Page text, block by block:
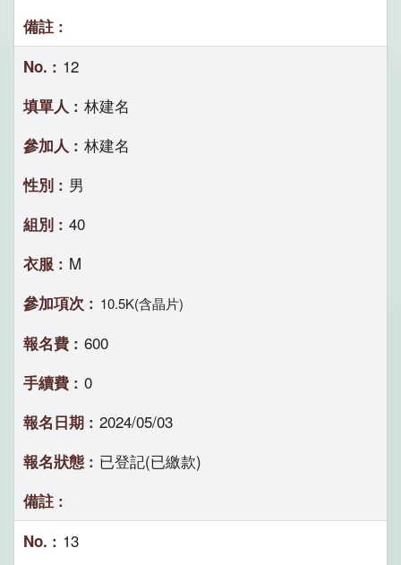
12
林建名
林建名
男
40
M
10.5K(含晶片)
600
0
2024/05/03
已登記(已繳款)
13